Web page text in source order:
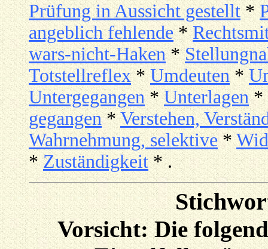
Prüfung in Aussicht gestellt*
angeblich fehlende*
wars-nicht-Haken*
Totstellreflex*Umdeuten*
Untergegangen*Unterlagen*
gegangen*Verstehen,
Wahrnehmung, selektive *
*Zuständigkeit* .
Vorsicht: Die